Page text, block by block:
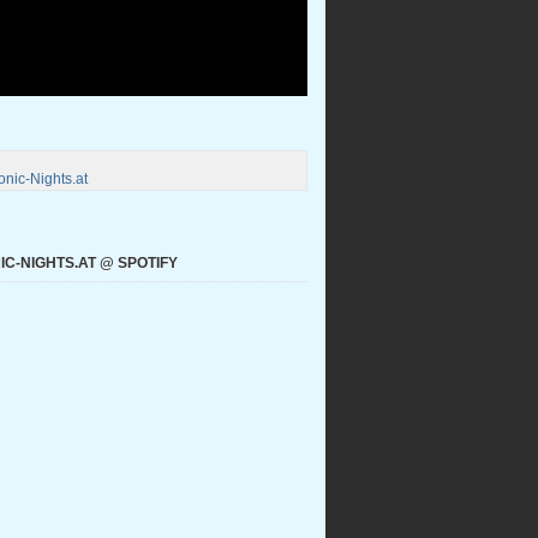
Nights.at
NIGHTS.AT @ SPOTIFY